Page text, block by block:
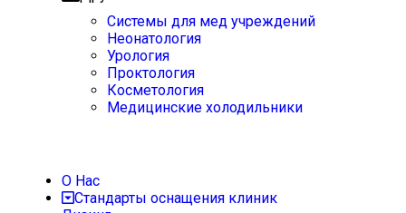
Системы для мед учреждений
Неонатология
Урология
Проктология
Косметология
Медицинские холодильники
О Нас
Стандарты оснащения клиник